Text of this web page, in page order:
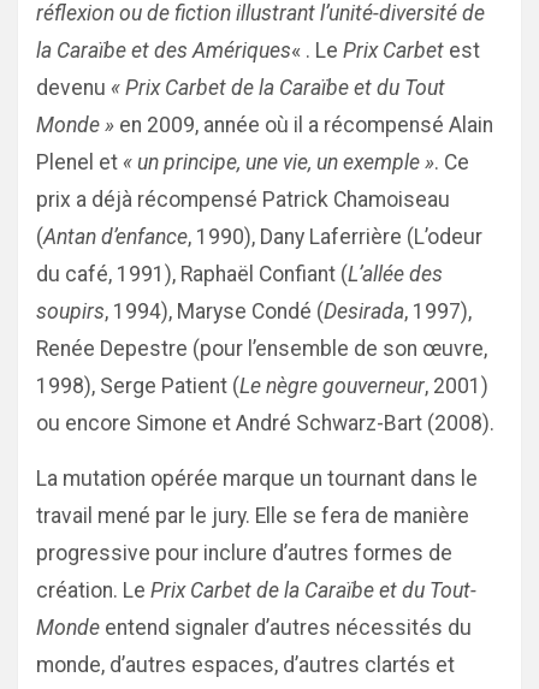
réflexion ou de fiction illustrant l’unité-diversité de
la Caraïbe et des Amériques« . Le Prix Carbet est
devenu « Prix Carbet de la Caraïbe et du Tout
Monde » en 2009, année où il a récompensé Alain
Plenel et « un principe, une vie, un exemple ». Ce
prix a déjà récompensé Patrick Chamoiseau
(Antan d’enfance, 1990), Dany Laferrière (L’odeur
du café, 1991), Raphaël Confiant (L’allée des
soupirs, 1994), Maryse Condé (Desirada, 1997),
Renée Depestre (pour l’ensemble de son œuvre,
1998), Serge Patient (Le nègre gouverneur, 2001)
ou encore Simone et André Schwarz-Bart (2008).
La mutation opérée marque un tournant dans le
travail mené par le jury. Elle se fera de manière
progressive pour inclure d’autres formes de
création. Le Prix Carbet de la Caraïbe et du Tout-
Monde entend signaler d’autres nécessités du
monde, d’autres espaces, d’autres clartés et